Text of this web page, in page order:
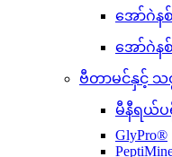
အော်ဂဲ
အော်ဂဲန
ဗီတာမင်နှင့် သ
မီနီရယ်ပ
GlyPro®